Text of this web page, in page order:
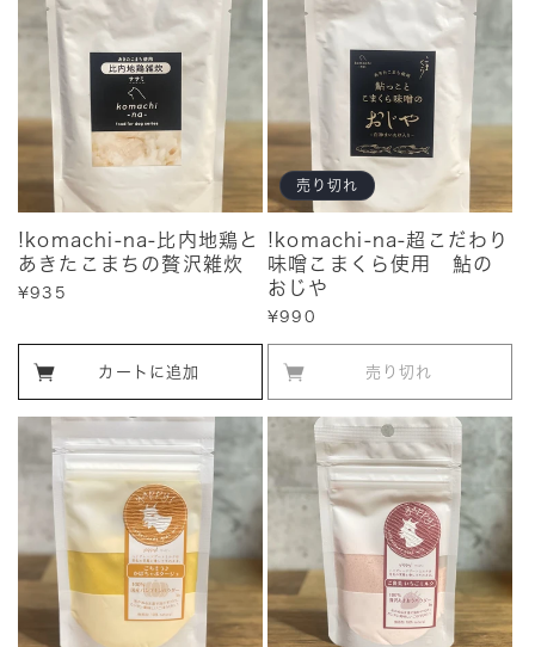
!komachi-na-比内地鶏と
あきたこまちの贅沢雑炊
販
格
¥935
カートに追加
売り切れ
!komachi-na-超こだわり
味噌こまくら使用 鮎の
おじや
販
価
¥990
売り切れ